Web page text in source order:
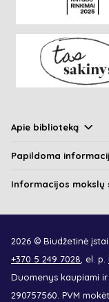
Apie biblioteką
Papildoma
Informacijos mokslų
2026 © Biudžetinė
+370 5 249 7028 , el. p.
Duomenys kaupiami
290757560. PVM